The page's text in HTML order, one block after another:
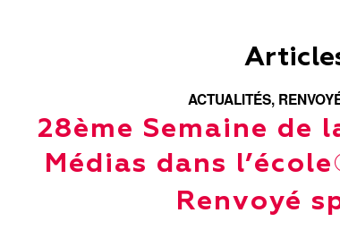
ACTUALITÉS,
28ème Semaine de
Médias dans
Renvoyé